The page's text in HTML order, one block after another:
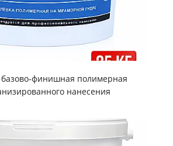
полимерная
нанесения